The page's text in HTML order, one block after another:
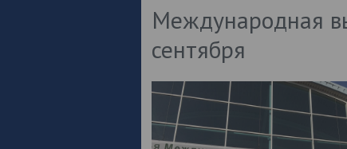
Международная
сентября